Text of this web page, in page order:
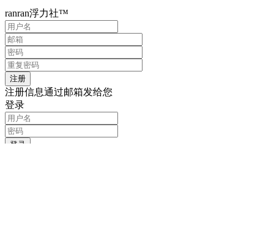
ranran浮力社™
注册信息通过邮箱发给您
登录